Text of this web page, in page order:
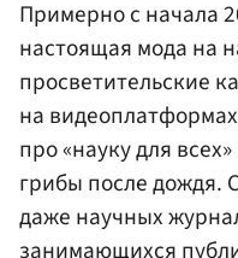
Примерно с начала
настоящая мода на
просветительские
на
про «науку для
грибы после дождя.
даже научных
занимающихся